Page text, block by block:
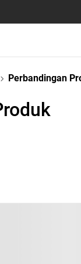
Perbandingan